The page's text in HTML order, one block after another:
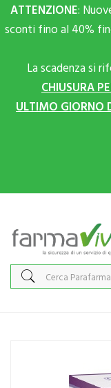
ATTENZIONE:
sconti fino al 40%
La scadenza si
CHIUSURA
ULTIMO GIORNO